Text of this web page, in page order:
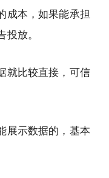
成本，如果能承担
放。
就比较直接，可信
展示数据的，基本